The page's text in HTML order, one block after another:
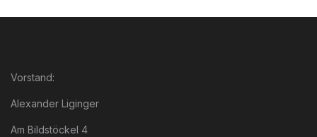
Vorstand:
Alexander Liginger
Am Bildstöckel 4